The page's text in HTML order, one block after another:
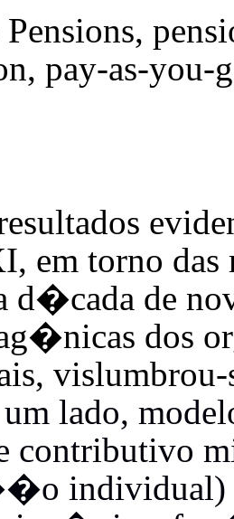
Pensions,
pay-as-you-
em torno das
d�cada de
dos
lado,
contributivo
individual)